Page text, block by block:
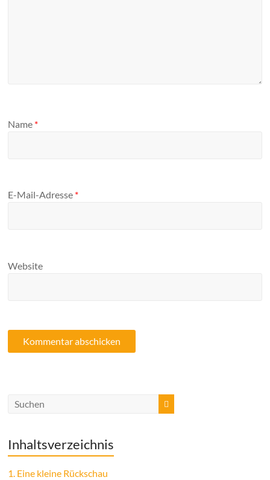
Name *
E-Mail-Adresse *
Website
Inhaltsverzeichnis
1. Eine kleine Rückschau